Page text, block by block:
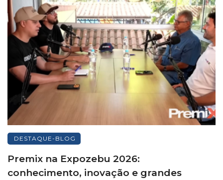
DESTAQUE-BLOG
Premix na Expozebu 2026:
conhecimento, inovação e grandes